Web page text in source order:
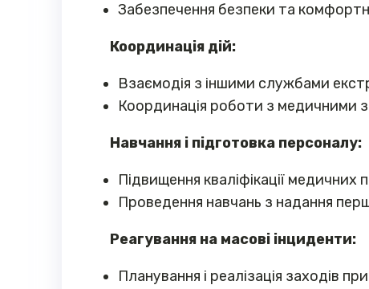
Забезпечення безпеки та
Координація дій:
Взаємодія з іншими службами
Координація роботи з медичними
Навчання і підготовка персоналу:
Підвищення кваліфікації медичних
Проведення навчань з надання
Реагування на масові інциденти:
Планування і реалізація заходів